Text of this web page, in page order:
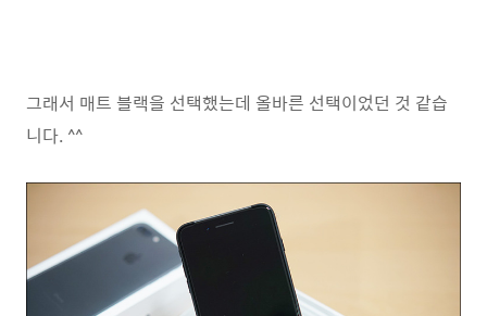
그래서 매트 블랙을 선택했는데 올바른 선택이었던 것 같습
니다. ^^